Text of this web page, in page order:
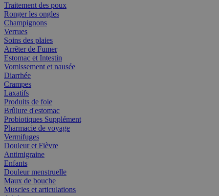
Traitement des poux
Ronger les ongles
Champignons
Verrues
Soins des plaies
Arrêter de Fumer
Estomac et Intestin
Vomissement et nausée
Diarrhée
Crampes
Laxatifs
Produits de foie
Brûlure d'estomac
Probiotiques Supplément
Pharmacie de voyage
Vermifuges
Douleur et Fièvre
Antimigraine
Enfants
Douleur menstruelle
Maux de bouche
Muscles et articulations